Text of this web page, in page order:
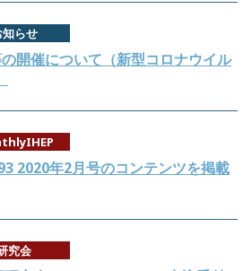
知らせ
開催について（新型コロナウイル
2020年2月号のコンテンツを掲載
究会